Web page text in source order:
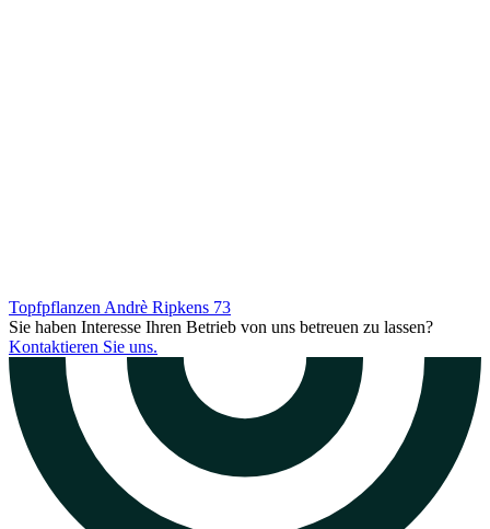
Topfpflanzen Andrè Ripkens 73
Sie haben Interesse Ihren Betrieb von uns betreuen zu lassen?
Kontaktieren Sie uns.